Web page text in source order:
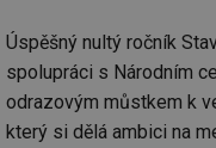
Úspěšný nultý ročník
spolupráci s Národním
odrazovým můstkem k
který si dělá ambici na